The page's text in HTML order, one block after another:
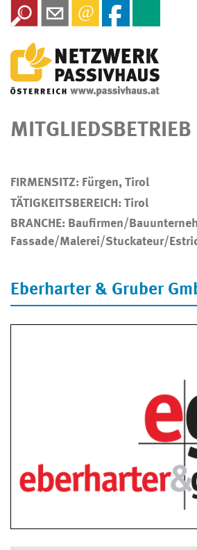
MITGLIEDSBETRIEB
FIRMENSITZ: Fürgen, Tirol
TÄTIGKEITSBEREICH: Tirol
BRANCHE: Baufirmen/
Fassade/Malerei/Stuckateur/
Eberharter & Gruber